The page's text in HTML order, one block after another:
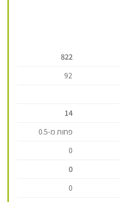
822
92
14
פחות מ-0.5
0
0
0